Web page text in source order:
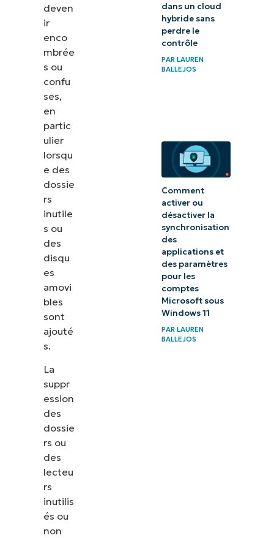
deven
ir
enco
mbrée
s ou
confu
ses,
en
partic
ulier
lorsqu
e des
dossie
rs
inutile
s ou
des
disqu
es
amovi
bles
sont
ajouté
s.
La
suppr
ession
des
dossie
rs ou
des
lecteu
rs
inutilis
és ou
non
dans un cloud
hybride sans
perdre le
contrôle
PAR LAUREN
BALLEJOS
Comment
activer ou
désactiver la
synchronisation
des
applications et
des paramètres
pour les
comptes
Microsoft sous
Windows 11
PAR LAUREN
BALLEJOS